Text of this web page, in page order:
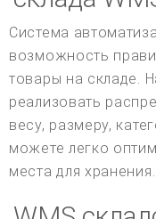
Система
возможность
товары на складе.
реализовать
весу, размеру,
можете легко
места для хранения.